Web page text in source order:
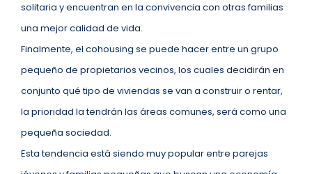
solitaria y encuentran en la convivencia con otras familias
una mejor calidad de vida.
Finalmente, el cohousing se puede hacer entre un grupo
pequeño de propietarios vecinos, los cuales decidirán en
conjunto qué tipo de viviendas se van a construir o rentar,
la prioridad la tendrán las áreas comunes, será como una
pequeña sociedad.
Esta tendencia está siendo muy popular entre parejas